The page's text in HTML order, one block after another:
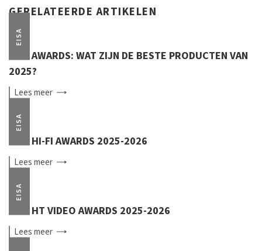
GERELATEERDE ARTIKELEN
EISA
EISA AWARDS: WAT ZIJN DE BESTE PRODUCTEN VAN
2025?
Leesmeer
EISA
EISA HI-FI AWARDS 2025-2026
Leesmeer
EISA
EISA HT VIDEO AWARDS 2025-2026
Leesmeer